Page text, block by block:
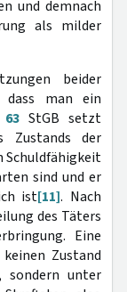
und demnach
als milder
beider
dass man ein
63StGB setzt
Zustands der
Schuldfähigkeit
sind und er
ist[11]. Nach
des Täters
Eine
Zustand
sondern unter